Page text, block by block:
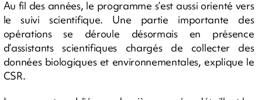
Au fil des années, le programme s’est aussi orienté vers
le suivi scientifique. Une partie importante des
opérations se déroule désormais en présence
d’assistants scientifiques chargés de collecter des
données biologiques et environnementales, explique le
CSR.